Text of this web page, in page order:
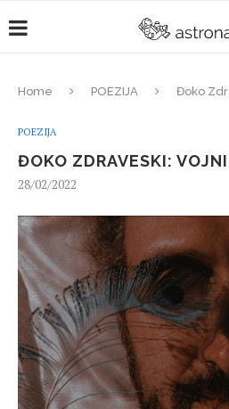
Home POEZIJA Đoko
POEZIJA
ĐOKO ZDRAVESKI:
28/02/2022